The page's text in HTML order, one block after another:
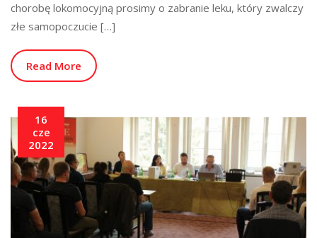
chorobę lokomocyjną prosimy o zabranie leku, który zwalczy
złe samopoczucie […]
Read More
16
cze
2022